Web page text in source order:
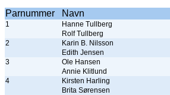
Parnummer Navn
1
Hanne Tullberg
Rolf Tullberg
2
Karin B. Nilsson
Edith Jensen
3
Ole Hansen
Annie Klitlund
4
Kirsten Harling
Brita Sørensen